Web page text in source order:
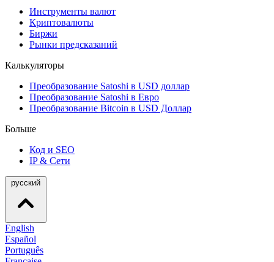
Инструменты валют
Криптовалюты
Биржи
Рынки предсказаний
Калькуляторы
Преобразование Satoshi в USD доллар
Преобразование Satoshi в Евро
Преобразование Bitcoin в USD Доллар
Больше
Код и SEO
IP & Сети
English
Español
Português